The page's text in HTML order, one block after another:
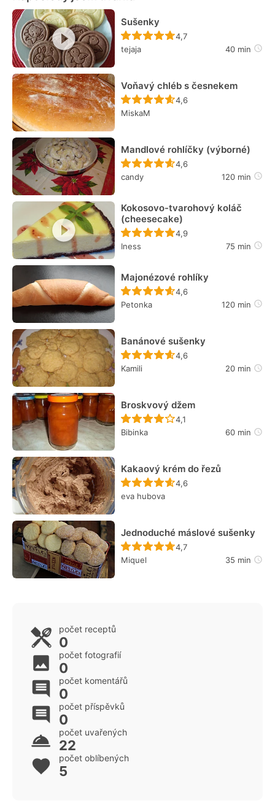
Sušenky
Recept ještě nebyl
4,7
tejaja
40 min
Voňavý chléb s česnekem
Recept ještě nebyl
4,6
MiskaM
Mandlové rohlíčky (výborné)
Recept ještě nebyl
4,6
candy
120 min
Kokosovo-tvarohový koláč
(cheesecake)
Recept ještě nebyl
4,9
Iness
75 min
Majonézové rohlíky
Recept ještě nebyl
4,6
Petonka
120 min
Banánové sušenky
Recept ještě nebyl
4,6
Kamili
20 min
Broskvový džem
Recept ještě nebyl
4,1
Bibinka
60 min
Kakaový krém do řezů
Recept ještě nebyl
4,6
eva hubova
Jednoduché máslové sušenky
Recept ještě nebyl
4,7
Miquel
35 min
počet receptů
0
počet fotografií
0
počet komentářů
0
počet příspěvků
0
počet uvařených
22
počet oblíbených
5